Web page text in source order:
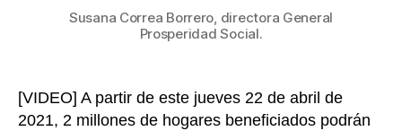
Susana Correa Borrero, directora General
Prosperidad Social.
[VIDEO] A partir de este jueves 22 de abril de
2021, 2 millones de hogares beneficiados podrán